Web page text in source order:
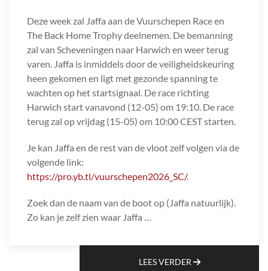
Deze week zal Jaffa aan de Vuurschepen Race en
The Back Home Trophy deelnemen. De bemanning
zal van Scheveningen naar Harwich en weer terug
varen. Jaffa is inmiddels door de veiligheidskeuring
heen gekomen en ligt met gezonde spanning te
wachten op het startsignaal. De race richting
Harwich start vanavond (12-05) om 19:10. De race
terug zal op vrijdag (15-05) om 10:00 CEST starten.
Je kan Jaffa en de rest van de vloot zelf volgen via de
volgende link:
https://pro.yb.tl/vuurschepen2026_SC/.
Zoek dan de naam van de boot op (Jaffa natuurlijk).
Zo kan je zelf zien waar Jaffa …
LEES VERDER